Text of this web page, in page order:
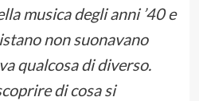
musica degli anni ’40 e
non suonavano
qualcosa di diverso.
di cosa si